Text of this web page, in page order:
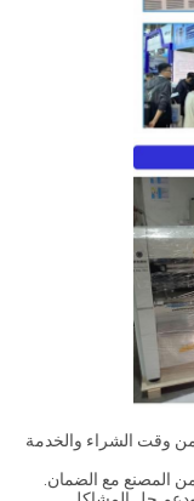
من وقت الشراء والخدمة
من المصنع مع الضمان.